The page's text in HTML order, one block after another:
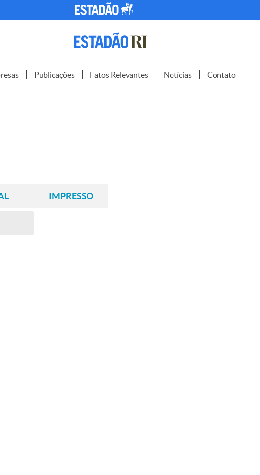
Publicações Fatos Relevantes Notícias Contato
IMPRESSO